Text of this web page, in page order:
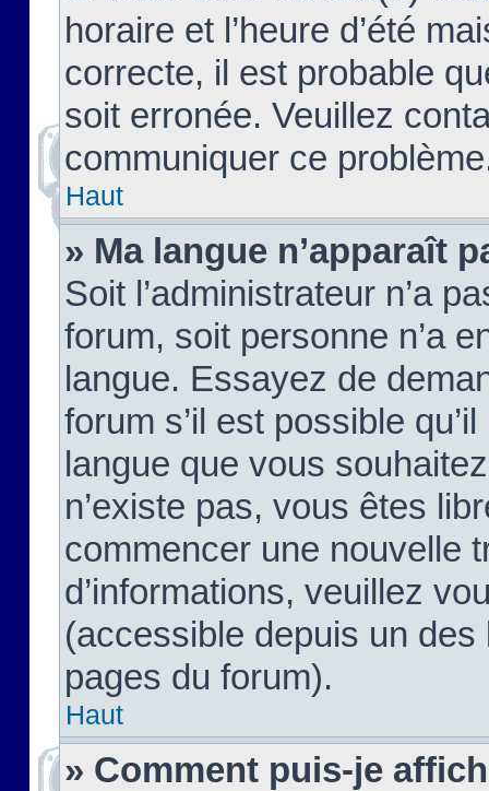
horaire et l’heure d’été
correcte, il est probable
soit erronée. Veuillez
communiquer ce
Haut
» Ma langue n’apparaît
Soit l’administrateur n’a
forum, soit personne n’a
langue. Essayez de
forum s’il est possible
langue que vous
n’existe pas, vous êtes
commencer une nouvelle
d’informations, veuillez
(accessible depuis un
pages du forum).
Haut
» Comment puis-je